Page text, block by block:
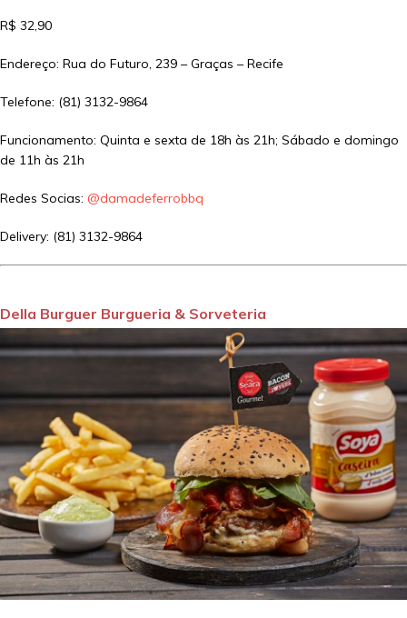
R$ 32,90
Endereço: Rua do Futuro, 239 – Graças – Recife
Telefone: (81) 3132-9864
Funcionamento: Quinta e sexta de 18h às 21h; Sábado e domingo
de 11h às 21h
Redes Socias: @damadeferrobbq
Delivery: (81) 3132-9864
Della Burguer Burgueria & Sorveteria